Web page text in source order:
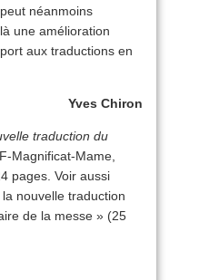
néanmoins
une amélioration
aux traductions en
Yves Chiron
traduction du
Magnificat-Mame,
pages. Voir aussi
nouvelle traduction
de la messe » (25